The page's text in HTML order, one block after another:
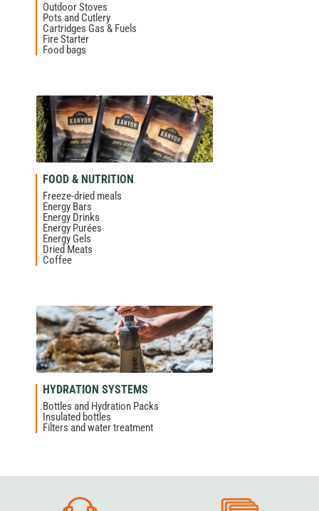
Outdoor Stoves
Pots and Cutlery
Cartridges Gas & Fuels
Fire Starter
Food bags
FOOD & NUTRITION
Freeze-dried meals
Energy Bars
Energy Drinks
Energy Purées
Energy Gels
Dried Meats
Coffee
HYDRATION SYSTEMS
Bottles and Hydration Packs
Insulated bottles
Filters and water treatment